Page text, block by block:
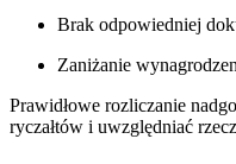
Brak odpowiedniej
Zaniżanie
Prawidłowe rozliczanie
ryczałtów i uwzględniać